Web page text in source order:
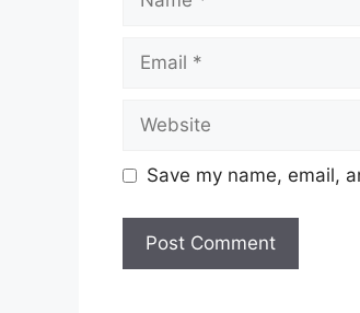
Email
Website
Save my name, email,